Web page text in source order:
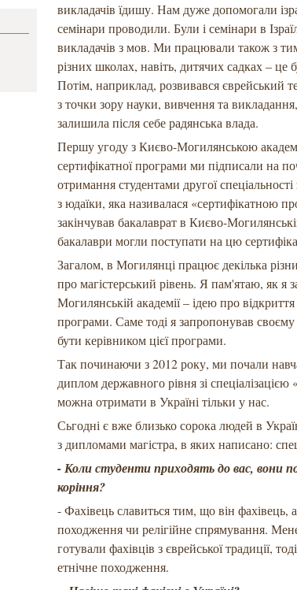
викладачів їдишу. Нам дуже допомогали
семінари проводили. Були і семінари в
викладачів з мов. Ми працювали також з
різних школах, навіть, дитячих садках –
Потім, наприклад, розвивався єврейський
з точки зору науки, вивчення та
залишила після себе радянська влада.
Першу угоду з Києво-Могилянською
сертифікатної програми ми підписали на
отримання студентами другої
з юдаїки, яка називалася «сертифікатною
закінчував бакалаврат в Києво-
бакалаври могли поступати на цю
Загалом, в Могилянці працює декілька
про магістерський рівень. Я пам'ятаю, як
Могилянській академії – ідею про
програми. Саме тоді я запропонував
бути керівником цієї програми.
Так починаючи з 2012 року, ми почали
диплом державного рівня зі
можна отримати в Україні тільки у нас.
Сьгодні є вже близько сорока людей в
з дипломами магістра, в яких написано:
- Коли студенти приходять до вас, вони
коріння?
- Фахівець славиться тим, що він
походження чи релігійне спрямування.
готували фахівців з єврейської традиції,
етнічне походження.